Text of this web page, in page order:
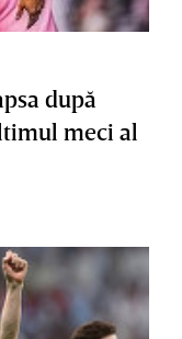
după
meci al